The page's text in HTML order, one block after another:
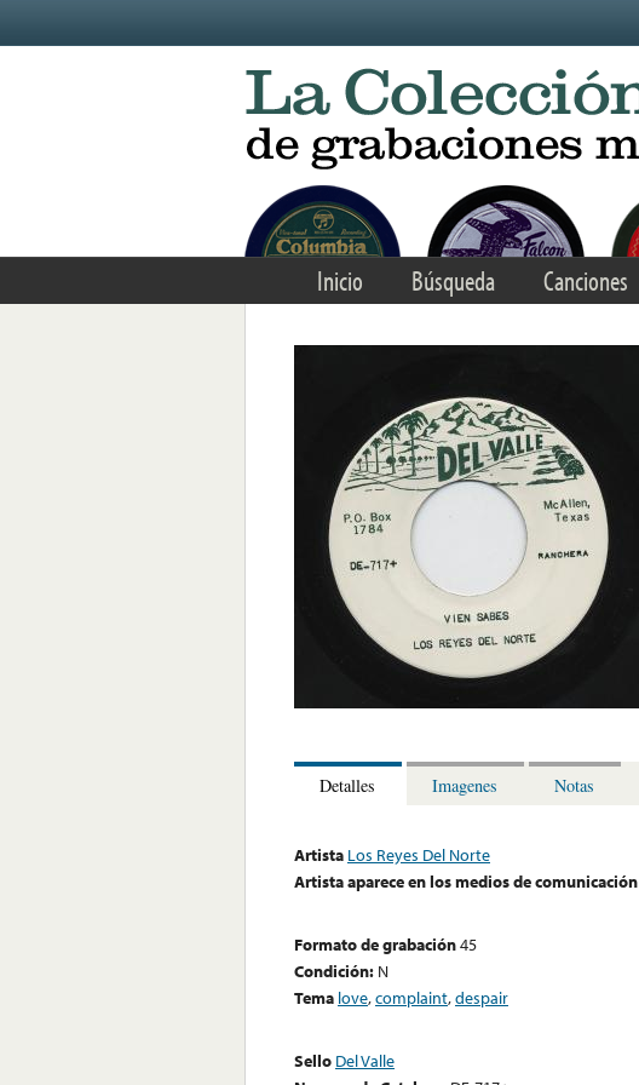
Inicio Búsqueda Canciones
Detalles Imagenes Notas
Artista Los Reyes Del Norte
Artista aparece en los medios de comunicación
Formato de grabación45
Condición: N
Tema love,complaint,despair
Sello Del Valle